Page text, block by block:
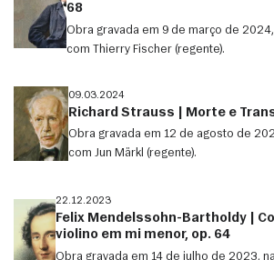
68
Obra gravada em 9 de março de 2024,
com Thierry Fischer (regente).
09.03.2024
Richard Strauss | Morte e
Obra gravada em 12 de agosto de
com Jun Märkl (regente).
22.12.2023
Felix Mendelssohn-Bartholdy |
violino em mi menor, op. 64
Obra gravada em 14 de julho de 2023,